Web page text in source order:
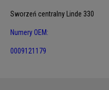
Sworzeń centralny Linde 330
Numery OEM:
0009121179